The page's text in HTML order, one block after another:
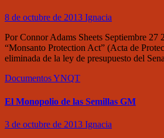
8 de octubre de 2013 Ignacia
Por Connor Adams Sheets Septiembre 27
“Monsanto Protection Act” (Acta de
eliminada de la ley de presupuesto del
DocumentosYNQT
El Monopolio de las Semillas GM
3 de octubre de 2013 Ignacia